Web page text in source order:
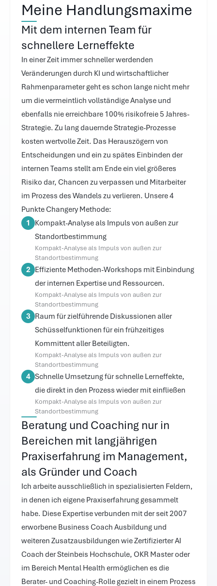
Meine Handlungsmaxime
Mit dem internen Team für
schnellere Lerneffekte
In einer Zeit immer schneller werdenden
Veränderungen durch KI und wirtschaftlicher
Rahmenparameter geht es schon lange nicht mehr
um die vermeintlich vollständige Analyse und
ebenfalls nie erreichbare 100% risikofreie 5 Jahres-
Strategie. Zu lang dauernde Strategie-Prozesse
kosten wertvolle Zeit. Das Herauszögern von
Entscheidungen und ein zu spätes Einbinden der
internen Teams stellt am Ende ein viel größeres
Risiko dar, Chancen zu verpassen und Mitarbeiter
im Prozess des Wandels zu verlieren. Unsere 4
Punkte Changery Methode:
1
Kompakt-Analyse als Impuls von außen zur
Standortbestimmung
Kompakt-Analyse als Impuls von außen zur
Standortbestimmung
2 Effiziente Methoden-Workshops mit Einbindung
der internen Expertise und Ressourcen.
Kompakt-Analyse als Impuls von außen zur
Standortbestimmung
3 Raum für zielführende Diskussionen aller
Schüsselfunktionen für ein frühzeitiges
Kommittent aller Beteiligten.
Kompakt-Analyse als Impuls von außen zur
Standortbestimmung
4 Schnelle Umsetzung für schnelle Lerneffekte,
die direkt in den Prozess wieder mit einfließen
Kompakt-Analyse als Impuls von außen zur
Standortbestimmung
Beratung und Coaching nur in
Bereichen mit langjährigen
Praxiserfahrung im Management,
als Gründer und Coach
Ich arbeite ausschließlich in spezialisierten Feldern,
in denen ich eigene Praxiserfahrung gesammelt
habe. Diese Expertise verbunden mit der seit 2007
erworbene Business Coach Ausbildung und
weiteren Zusatzausbildungen wie Zertifizierter AI
Coach der Steinbeis Hochschule, OKR Master oder
im Bereich Mental Health ermöglichen es die
Berater- und Coaching-Rolle gezielt in einem Prozess